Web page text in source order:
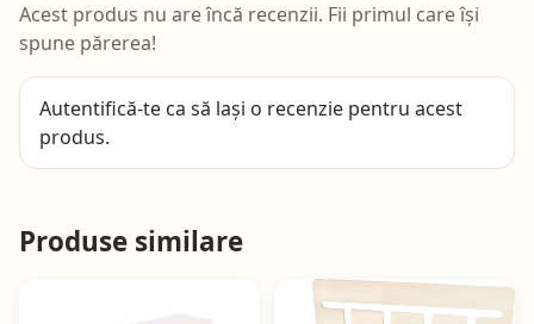
Acest produs nu are încă recenzii. Fii primul care își
spune părerea!
Autentifică-te ca să lași o recenzie pentru acest
produs.
Produse similare